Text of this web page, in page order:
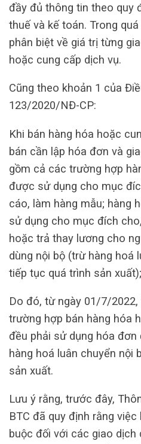
đầy đủ thông tin theo quy
thuế và kế toán. Trong
phân biệt về giá trị từng
hoặc cung cấp dịch vụ.
Cũng theo khoản 1 của
123/2020/NĐ-CP:
Khi bán hàng hóa hoặc
bán cần lập hóa đơn và
gồm cả các trường hợp
được sử dụng cho mục
cáo, làm hàng mẫu; hàng
sử dụng cho mục đích
hoặc trả thay lương cho
dùng nội bộ (trừ hàng hoá
tiếp tục quá trình sản xuất);
Do đó, từ ngày 01/7/
trường hợp bán hàng hóa
đều phải sử dụng hóa
hàng hoá luân chuyển nội
sản xuất.
Lưu ý rằng, trước đây,
BTC đã quy định rằng
buộc đối với các giao dịch